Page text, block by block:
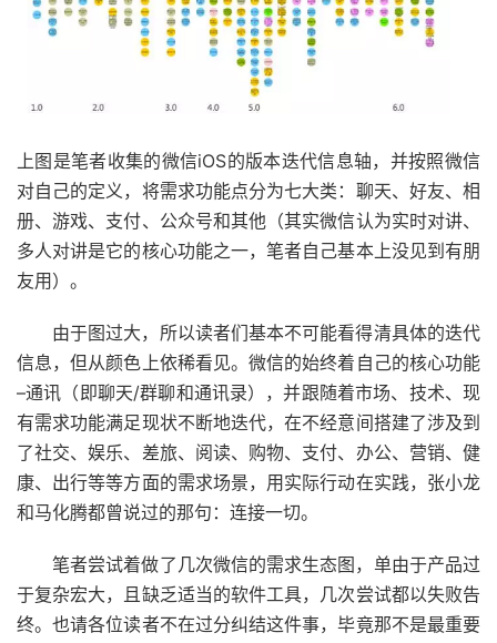
上图是笔者收集的微信iOS的版本迭代信息轴，并按照微信
对自己的定义，将需求功能点分为七大类：聊天、好友、相
册、游戏、支付、公众号和其他（其实微信认为实时对讲、
多人对讲是它的核心功能之一，笔者自己基本上没见到有朋
友用）。
由于图过大，所以读者们基本不可能看得清具体的迭代
信息，但从颜色上依稀看见。微信的始终着自己的核心功能
–通讯（即聊天/群聊和通讯录），并跟随着市场、技术、现
有需求功能满足现状不断地迭代，在不经意间搭建了涉及到
了社交、娱乐、差旅、阅读、购物、支付、办公、营销、健
康、出行等等方面的需求场景，用实际行动在实践，张小龙
和马化腾都曾说过的那句：连接一切。
笔者尝试着做了几次微信的需求生态图，单由于产品过
于复杂宏大，且缺乏适当的软件工具，几次尝试都以失败告
终。也请各位读者不在过分纠结这件事，毕竟那不是最重要